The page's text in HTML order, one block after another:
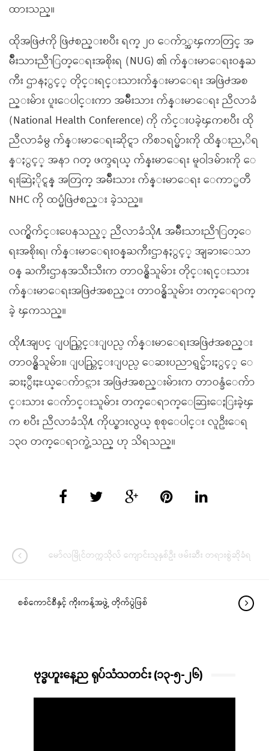
ထားသည္။
ထိုအဖြဲ႕ကို ဖြဲ႕စည္းၿပီး ရက္ ၂၀ ေက်ာ္အၾကာတြင္ အ
မ်ိဳးသားညီၫြတ္ေရးအစိုးရ (NUG) ၏ က်န္းမာေရးဝန္ႀ
ကီး ဌာနႏွင့္ တိုင္းရင္းသားက်န္းမာေရး အဖြဲ႕အစ
ည္းမ်ား ပူးေပါင္းကာ အမ်ိဳးသား က်န္းမာေရး ညီလာခံ
(National Health Conference) ကို က်င္းပခဲ့ၾကၿပီး ထို
ညီလာခံမွ က်န္းမာေရးဆိုင္ရာ ကိစၥရပ္မ်ားကို ထိန္းညႇိရ
န္ႏွင့္ အနာ ဂတ္ ဖက္ဒရယ္ က်န္းမာေရး မူဝါဒမ်ားကို ေ
ရးဆြဲႏိုင္ရန္ အတြက္ အမ်ိဳးသား က်န္းမာေရး ေကာ္မတီ
NHC ကို ထပ္မံဖြဲ႕စည္း ခဲ့သည္။
လက္ရွိက်င္းပေနသည့္ ညီလာခံသို႔ အမ်ိဳးသားညီၫြတ္ေ
ရးအစိုးရ၊ က်န္းမာေရးဝန္ႀကီးဌာနႏွင့္ အျခားေသာ
ဝန္ ႀကီးဌာနအသီးသီးက တာဝန္ရွိသူမ်ား တိုင္းရင္းသား
က်န္းမာေရးအဖြဲ႕အစည္း တာဝန္ရွိသူမ်ား တက္ေရာက္
ခဲ့ ၾကသည္။
ထို႔အျပင္ ျပည္တြင္းျပည္ပ က်န္းမာေရးအဖြဲ႕အစည္း
တာဝန္ရွိသူမ်ား၊ ျပည္တြင္းျပည္ပ ေဆးပညာရွင္မ်ားႏွင့္ ေ
ဆးႏွီးႏႊယ္ေက်ာင္သား အဖြဲ႕အစည္းမ်ားက တာဝန္ခံေက်ာ
င္းသား ေက်ာင္းသူမ်ား တက္ေရာက္ေဆြးေႏြးခဲ့ၾ
က ၿပီး ညီလာခံသို႔ ကိုယ္စားလွယ္ စုစုေပါင္း လူဦးေရ
၁၃၀ တက္ေရာက္ခဲ့သည္ ဟု သိရသည္။
မော်လမြိုင်တက္ကသိုလ် ကျောင်းသူနှစ်ဦး ဖမ်းဆီး တရားစွဲဆိုခံရ
စစ်ကောင်စီနှင့် ကိုးကန့်အဖွဲ့ တိုက်ပွဲဖြစ်
ဗုဒ္ဓဟူးနေ့ည ရုပ်သံသတင်း (၁၃-၅-၂၆)